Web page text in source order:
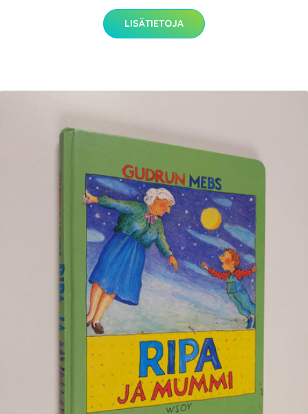
LISÄTIETOJA